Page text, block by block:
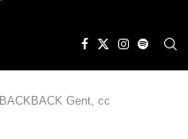
BACKBACK Gent, cc